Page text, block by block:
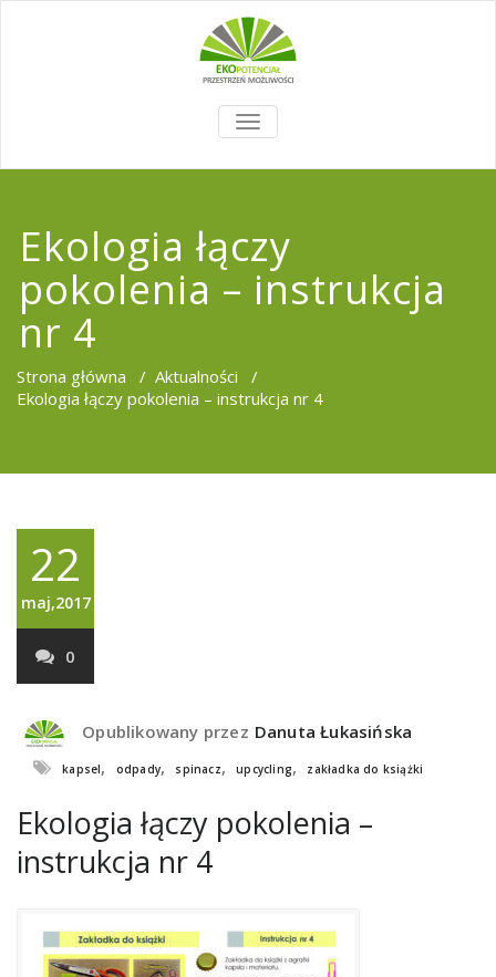
TOGGLE
NAVIGATION
Ekologia łączy
pokolenia – instrukcja
nr 4
Strona główna / Aktualności /
Ekologia łączy pokolenia – instrukcja nr 4
22
maj,2017
0
Opublikowany przez Danuta Łukasińska
kapsel, odpady, spinacz, upcycling, zakładka do książki
Ekologia łączy pokolenia –
instrukcja nr 4